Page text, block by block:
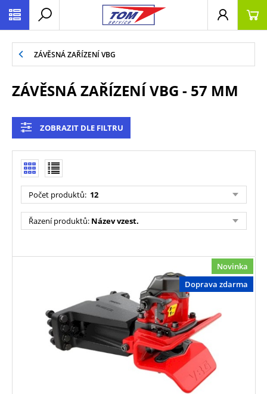
ZÁVĚSNÁ ZAŘÍZENÍ VBG
ZÁVĚSNÁ ZAŘÍZENÍ VBG - 57 MM
ZOBRAZIT DLE FILTRU
Počet produktů: 12
Řazení produktů: Název vzest.
Novinka
Doprava zdarma